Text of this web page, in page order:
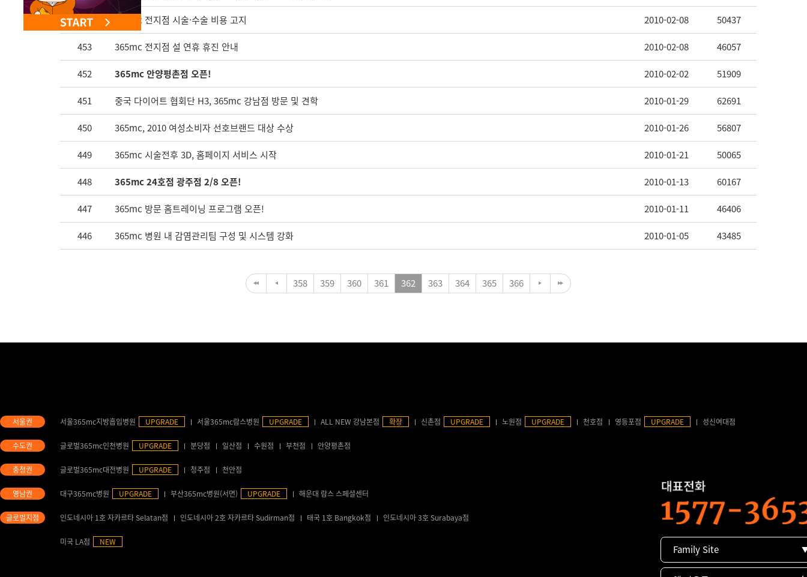
454 365mc 전지점 시술·수술 비용 고지 2010-02-08 50437
453 365mc 전지점 설 연휴 휴진 안내 2010-02-08 46057
452 365mc 안양평촌점 오픈! 2010-02-02 51909
451 중국 다이어트 협회단 H3, 365mc 강남점 방문 및 견학 2010-01-29 62691
450 365mc, 2010 여성소비자 선호브랜드 대상 수상 2010-01-26 56807
449 365mc 시술전후 3D, 홈페이지 서비스 시작 2010-01-21 50065
448 365mc 24호점 광주점 2/8 오픈! 2010-01-13 60167
447 365mc 방문 홈트레이닝 프로그램 오픈! 2010-01-11 46406
446 365mc 병원 내 감염관리팀 구성 및 시스템 강화 2010-01-05 43485
358 359 360 361 362 363 364 365 366
서울365mc지방흡입병원 UPGRADE 서울365mc람스병원 UPGRADE ALL NEW 강남본점 확장 신촌점 UPGRADE 노원점 UPGRADE 천호점 영등포점 UPGRADE 성신여대점
글로벌365mc인천병원 UPGRADE 분당점 일산점 수원점 부천점 안양평촌점
글로벌365mc대전병원 UPGRADE 청주점 천안점
대구365mc병원 UPGRADE 부산365mc병원(서면) UPGRADE 해운대 람스 스페셜센터
인도네시아 1호 자카르타 Selatan점 인도네시아 2호 자카르타 Sudirman점 태국 1호 Bangkok점 인도네시아 3호 Surabaya점
미국 LA점 NEW
Family Site